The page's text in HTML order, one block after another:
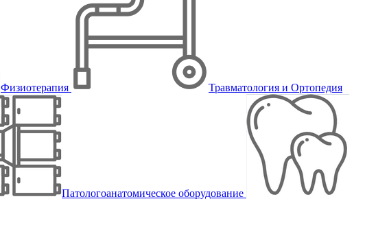
Физиотерапия Травматология и Ортопедия
Патологоанатомическое оборудование